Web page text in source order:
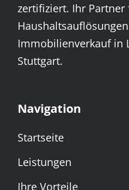
zertifiziert. Ihr Partner
Immobilienverkauf in
Stuttgart.
Navigation
Startseite
Leistungen
Ihre Vorteile